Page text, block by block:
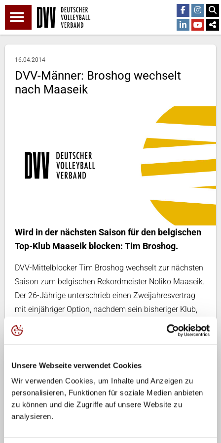
Unsere Webseite verwendet Cookies
Wir verwenden Cookies, um Inhalte und Anzeigen zu
personalisieren, Funktionen für soziale Medien anbieten
zu können und die Zugriffe auf unsere Website zu
analysieren.
16.04.2014
DVV-Männer: Broshog wechselt
nach Maaseik
Wird in der nächsten Saison für den belgischen
Top-Klub Maaseik blocken: Tim Broshog.
DVV-Mittelblocker Tim Broshog wechselt zur nächsten
Saison zum belgischen Rekordmeister Noliko Maaseik.
Der 26-Jährige unterschrieb einen Zweijahresvertrag
mit einjähriger Option, nachdem sein bisheriger Klub,
der Moerser SC, den Rückzug aus der 1. Bundesliga
bekannt gegeben hatte.
Sparringspartner. Das war für mich wichtig“, so der 2,05
Meter-Mann, dem auch andere Angebote vorlagen.
Bevor er sein erstes Auslands-Engagement zusagte,